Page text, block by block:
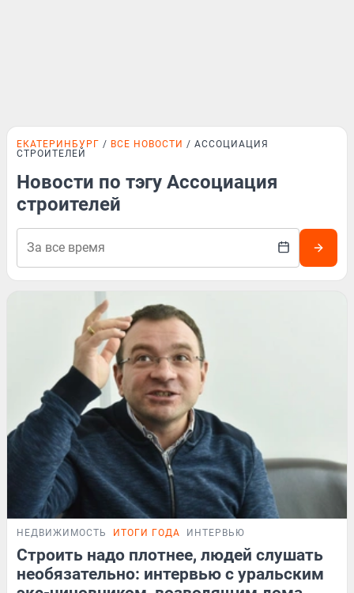
ЕКАТЕРИНБУРГ ВСЕ НОВОСТИ
АССОЦИАЦИЯ
СТРОИТЕЛЕЙ
Новости по тэгу Ассоциация
строителей
НЕДВИЖИМОСТЬ ИТОГИ ГОДА ИНТЕРВЬЮ
Строить надо плотнее, людей слушать
необязательно: интервью с уральским